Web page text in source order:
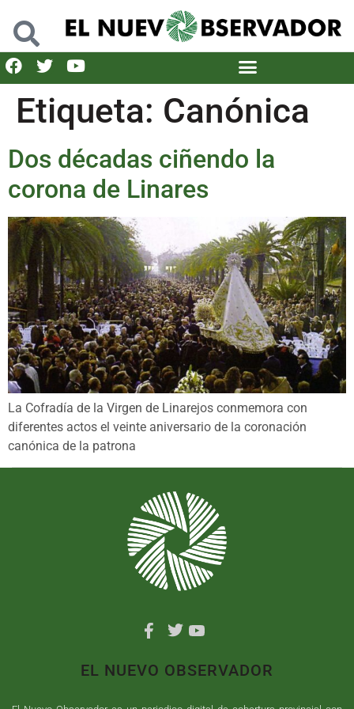
Etiqueta: Canónica
Dos décadas ciñendo la
corona de Linares
La Cofradía de la Virgen de Linarejos conmemora con
diferentes actos el veinte aniversario de la coronación
canónica de la patrona
EL NUEVO OBSERVADOR